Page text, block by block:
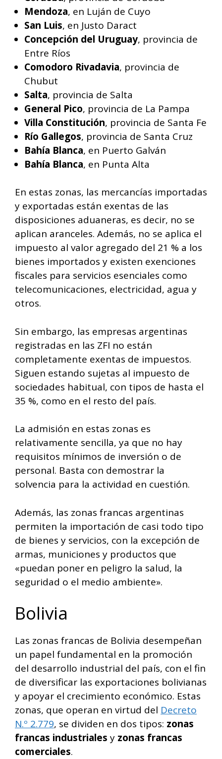
Mendoza, en Luján de Cuyo
San Luis, en Justo Daract
Concepción del Uruguay, provincia de
Entre Ríos
Comodoro Rivadavia, provincia de
Chubut
Salta, provincia de Salta
General Pico, provincia de La Pampa
Villa Constitución, provincia de Santa Fe
Río Gallegos, provincia de Santa Cruz
Bahía Blanca, en Puerto Galván
Bahía Blanca, en Punta Alta
En estas zonas, las mercancías importadas
y exportadas están exentas de las
disposiciones aduaneras, es decir, no se
aplican aranceles. Además, no se aplica el
impuesto al valor agregado del 21 % a los
bienes importados y existen exenciones
fiscales para servicios esenciales como
telecomunicaciones, electricidad, agua y
otros.
Sin embargo, las empresas argentinas
registradas en las ZFI no están
completamente exentas de impuestos.
Siguen estando sujetas al impuesto de
sociedades habitual, con tipos de hasta el
35 %, como en el resto del país.
La admisión en estas zonas es
relativamente sencilla, ya que no hay
requisitos mínimos de inversión o de
personal. Basta con demostrar la
solvencia para la actividad en cuestión.
Además, las zonas francas argentinas
permiten la importación de casi todo tipo
de bienes y servicios, con la excepción de
armas, municiones y productos que
«puedan poner en peligro la salud, la
seguridad o el medio ambiente».
Bolivia
Las zonas francas de Bolivia desempeñan
un papel fundamental en la promoción
del desarrollo industrial del país, con el fin
de diversificar las exportaciones bolivianas
y apoyar el crecimiento económico. Estas
zonas, que operan en virtud del Decreto
N.º 2.779, se dividen en dos tipos: zonas
francas industriales y zonas francas
comerciales.